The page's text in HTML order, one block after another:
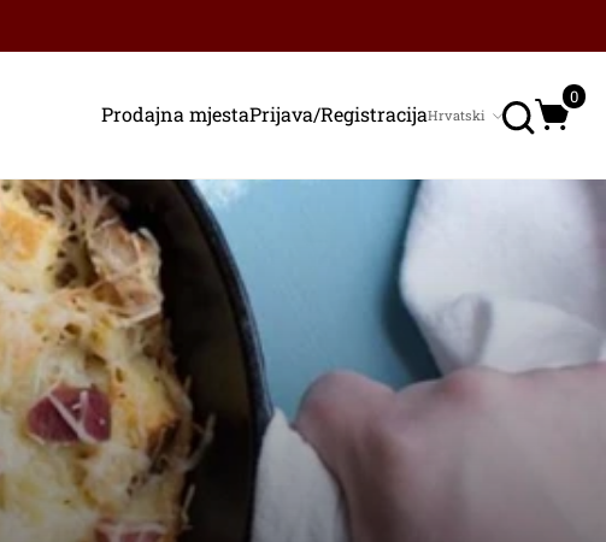
Prodajna mjestaPrijava/RegistracijaHrvatski
Traži
0